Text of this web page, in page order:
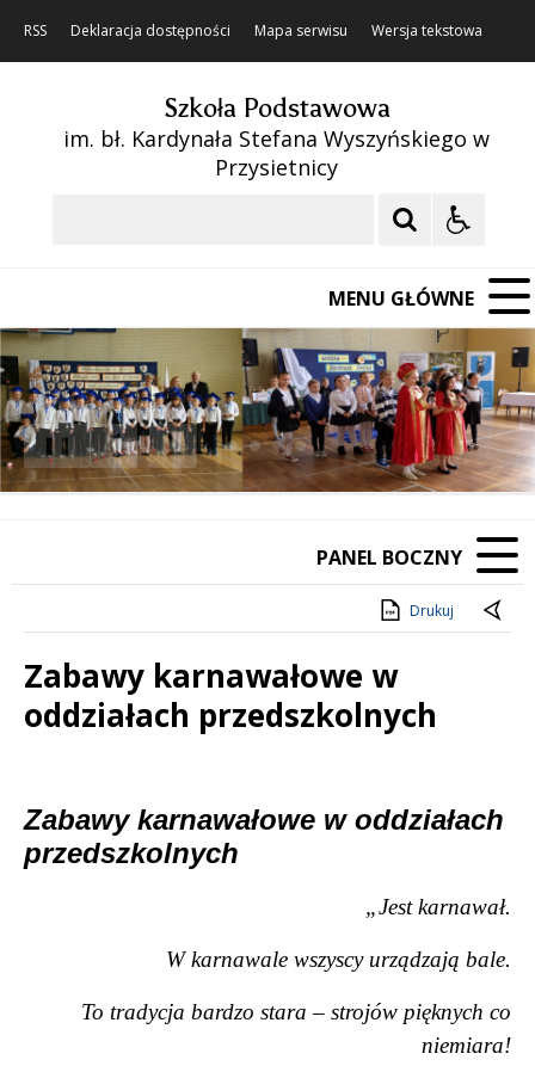
RSS Deklaracja dostępności Mapa serwisu Wersja tekstowa
Szkoła Podstawowa
im. bł. Kardynała Stefana Wyszyńskiego w
Przysietnicy
MENU GŁÓWNE
Poprzedni Element
Następny Element
❚❚
PANEL BOCZNY
Drukuj
Zabawy karnawałowe w
oddziałach przedszkolnych
Zabawy karnawałowe w oddziałach
przedszkolnych
„Jest karnawał.
W karnawale wszyscy urządzają bale.
To tradycja bardzo stara – strojów pięknych co
niemiara!